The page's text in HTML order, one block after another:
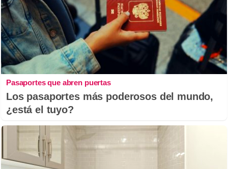
Pasaportes que abren puertas
Los pasaportes más poderosos del mundo,
¿está el tuyo?